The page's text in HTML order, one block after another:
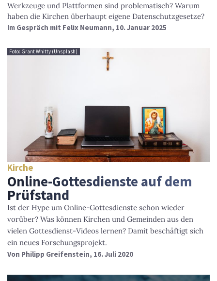
Werkzeuge und Plattformen sind problematisch? Warum
haben die Kirchen überhaupt eigene Datenschutzgesetze?
Im Gespräch mit Felix Neumann, 10. Januar 2025
Foto: Grant Whitty (Unsplash)
Kirche
Online-Gottesdienste auf dem
Prüfstand
Ist der Hype um Online-Gottesdienste schon wieder
vorüber? Was können Kirchen und Gemeinden aus den
vielen Gottesdienst-Videos lernen? Damit beschäftigt sich
ein neues Forschungsprojekt.
Von Philipp Greifenstein, 16. Juli 2020